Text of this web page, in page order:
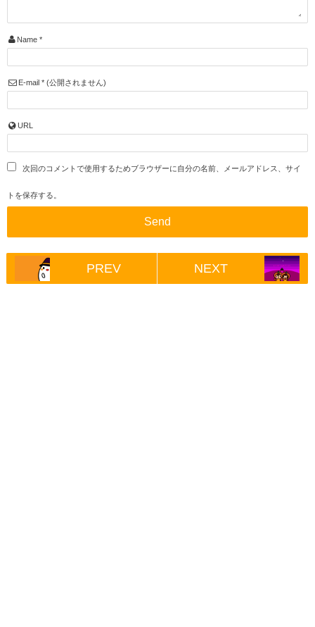
Name *
E-mail *(公開されません)
URL
次回のコメントで使用するためブラウザーに自分の名前、メールアドレス、サイ
トを保存する。
PREV NEXT